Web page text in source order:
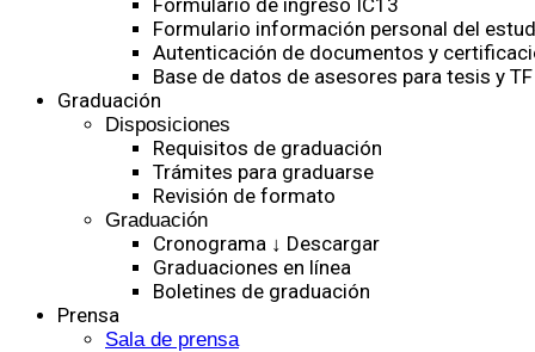
Formulario de ingreso IC13
Formulario información personal del
Autenticación de documentos y
Base de datos de asesores para tesis y
Graduación
Disposiciones
Requisitos de graduación
Trámites para graduarse
Revisión de formato
Graduación
Cronograma ↓ Descargar
Graduaciones en línea
Boletines de graduación
Prensa
Sala de prensa